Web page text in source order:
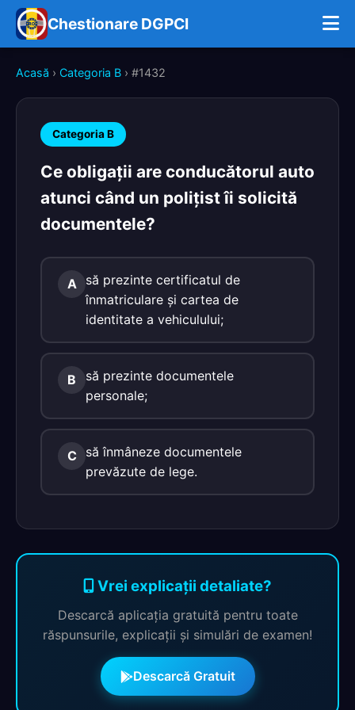
Chestionare DGPCI
Acasă › Categoria B › #1432
Categoria B
Ce obligaţii are conducătorul auto
atunci când un poliţist îi solicită
documentele?
A
să prezinte certificatul de
înmatriculare şi cartea de
identitate a vehiculului;
B
să prezinte documentele
personale;
C
să înmâneze documentele
prevăzute de lege.
Vrei explicații detaliate?
Descarcă aplicația gratuită pentru toate
răspunsurile, explicații și simulări de examen!
Descarcă Gratuit